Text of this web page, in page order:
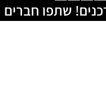
שתפו חברים